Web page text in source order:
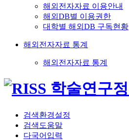
해외전자자료 이용안내
해외DB별 이용권한
대학별 해외DB 구독현황
해외전자자료 통계
해외전자자료 통계
검색환경설정
검색도움말
다국어입력